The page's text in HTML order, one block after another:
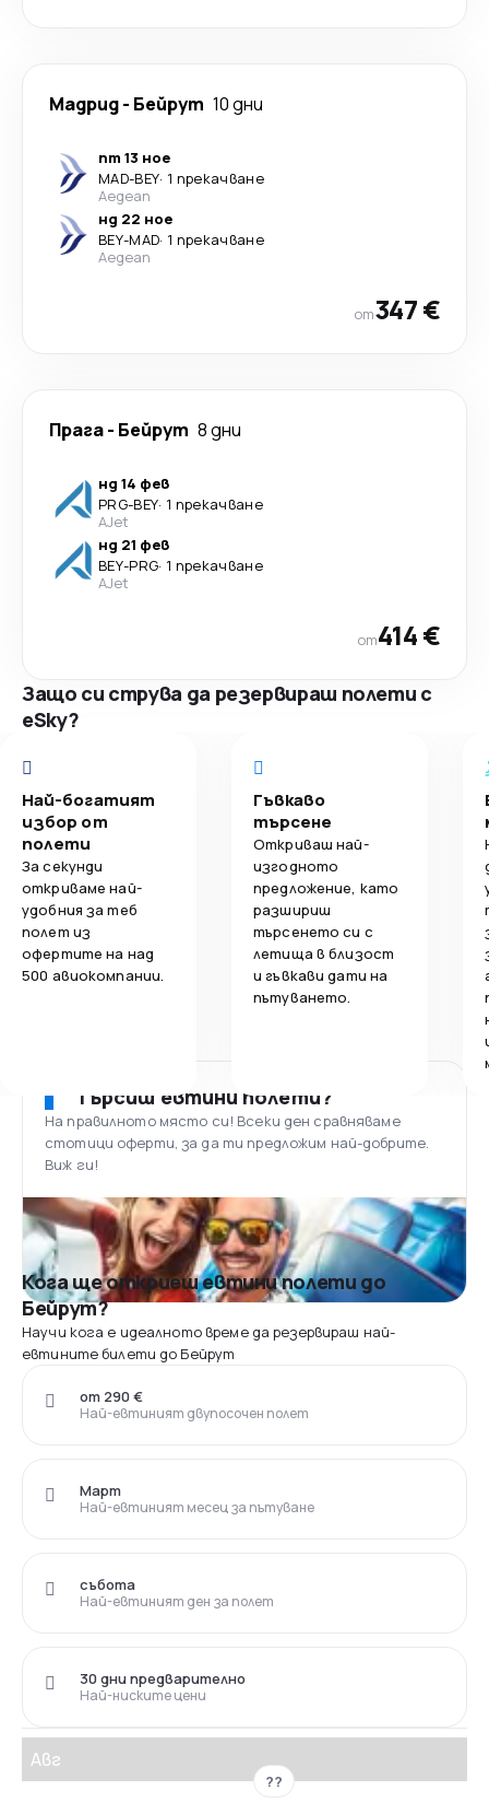
Мадрид- Бейрут 10 дни
пт 13 ное
MAD-BEY· 1 прекачване
Aegean
нд 22 ное
BEY-MAD· 1 прекачване
Aegean
от347 €
Прага- Бейрут 8 дни
нд 14 фев
PRG-BEY· 1 прекачване
AJet
нд 21 фев
BEY-PRG· 1 прекачване
AJet
от414 €
Защо си струва да резервираш полети с
eSky?
Най-богатият
избор от
полети
За секунди
откриваме най-
удобния за теб
полет из
офертите на над
500 авиокомпании.
Гъвкаво
търсене
Откриваш най-
изгодното
предложение, като
разшириш
търсенето си с
летища в близост
и гъвкави дати на
пътуването.
Търсиш евтини полети?
На правилното място си! Всеки ден сравняваме
стотици оферти, за да ти предложим най-добрите.
Виж ги!
Кога ще откриеш евтини полети до
Бейрут?
Научи кога е идеалното време да резервираш най-
евтините билети до Бейрут
Най-евтиният двупосочен полет
от 290 €
Най-евтиният месец за пътуване
Март
Най-евтиният ден за полет
събота
Най-ниските цени
30 дни предварително
Авг
??